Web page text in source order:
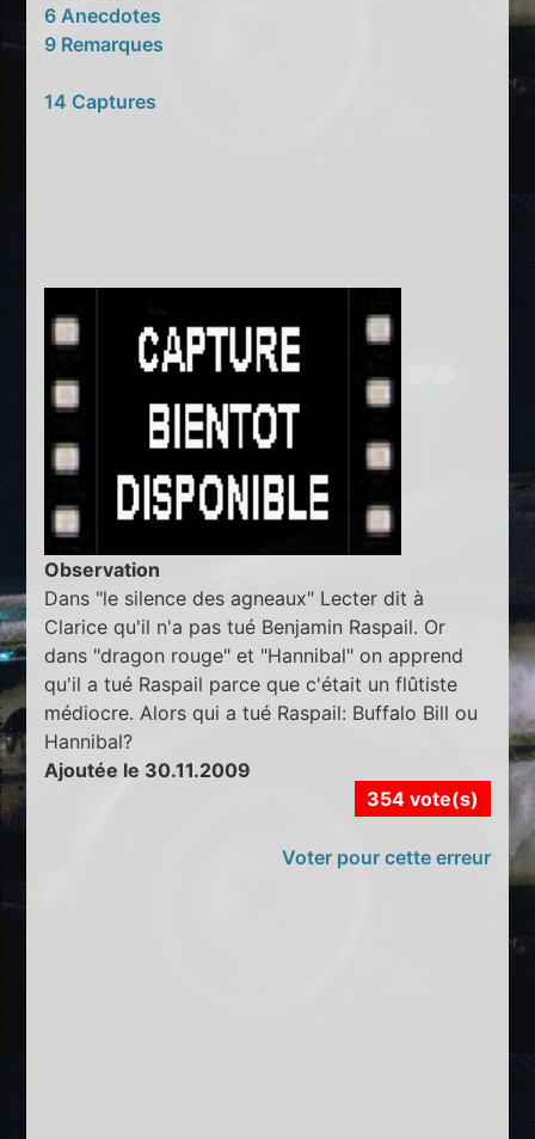
6 Anecdotes
9 Remarques
14 Captures
Observation
Dans "le silence des agneaux" Lecter dit à
Clarice qu'il n'a pas tué Benjamin Raspail. Or
dans "dragon rouge" et "Hannibal" on apprend
qu'il a tué Raspail parce que c'était un flûtiste
médiocre. Alors qui a tué Raspail: Buffalo Bill ou
Hannibal?
Ajoutée le 30.11.2009
354 vote(s)
Voter pour cette erreur